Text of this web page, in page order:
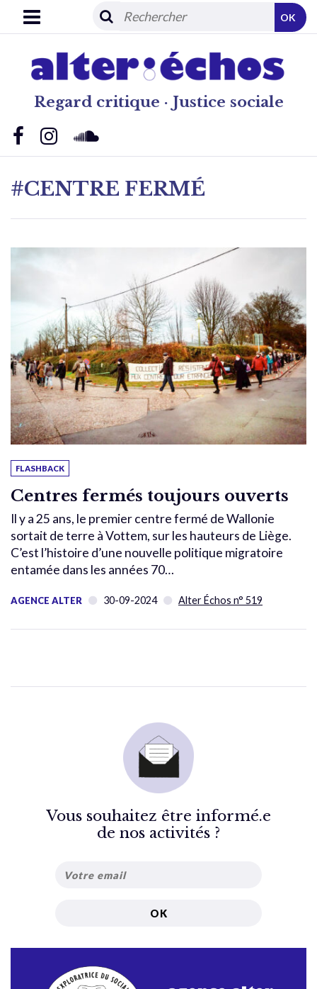
Regard critique · Justice sociale
OK
#CENTRE FERMÉ
FLASHBACK
Centres fermés toujours ouverts
Il y a 25 ans, le premier centre fermé de Wallonie
sortait de terre à Vottem, sur les hauteurs de Liège.
C’est l’histoire d’une nouvelle politique migratoire
entamée dans les années 70…
AGENCE ALTER 30-09-2024 Alter Échos n° 519
Vous souhaitez être informé.e
de nos activités ?